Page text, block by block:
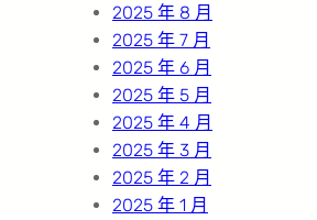
2025 年 8 月
2025 年 7 月
2025 年 6 月
2025 年 5 月
2025 年 4 月
2025 年 3 月
2025 年 2 月
2025 年 1 月